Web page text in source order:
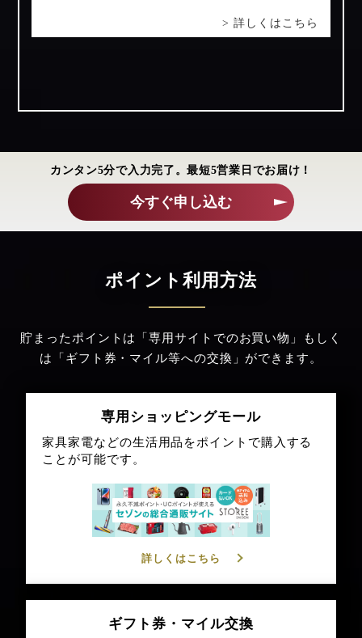
> 詳しくはこちら
カンタン5分で入力完了。最短5営業日でお届け！
今すぐ申し込む
ポイント利用方法
貯まったポイントは「専用サイトでのお買い物」もしく
は「ギフト券・マイル等への交換」ができます。
専用ショッピングモール
家具家電などの生活用品をポイントで購入する
ことが可能です。
詳しくはこちら
ギフト券・マイル交換